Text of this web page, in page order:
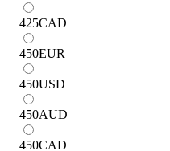
425CAD
450EUR
450USD
450AUD
450CAD